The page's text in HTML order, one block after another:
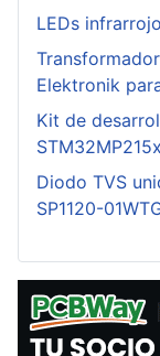
LEDs
Elektronik
Kit de
Diodo TVS
SP1120-